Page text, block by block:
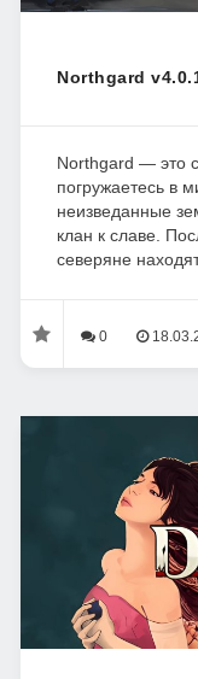
Northgard
Northgard — это
погружаетесь в
неизведанные
клан к славе.
северяне
0